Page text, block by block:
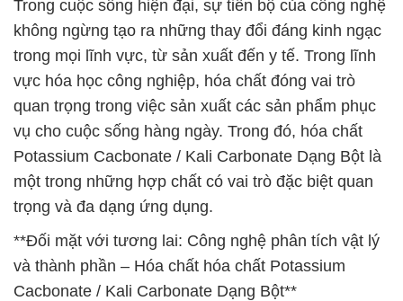
Trong cuộc sống hiện đại, sự tiến bộ của công nghệ
không ngừng tạo ra những thay đổi đáng kinh ngạc
trong mọi lĩnh vực, từ sản xuất đến y tế. Trong lĩnh
vực hóa học công nghiệp, hóa chất đóng vai trò
quan trọng trong việc sản xuất các sản phẩm phục
vụ cho cuộc sống hàng ngày. Trong đó, hóa chất
Potassium Cacbonate / Kali Carbonate Dạng Bột là
một trong những hợp chất có vai trò đặc biệt quan
trọng và đa dạng ứng dụng.
**Đối mặt với tương lai: Công nghệ phân tích vật lý
và thành phần – Hóa chất hóa chất Potassium
Cacbonate / Kali Carbonate Dạng Bột**